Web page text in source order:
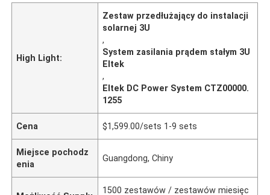
High Light:
Zestaw przedłużający do instalacji
solarnej 3U
,
System zasilania prądem stałym 3U
Eltek
,
Eltek DC Power System CTZ00000.
1255
Cena $1,599.00/sets 1-9 sets
Miejsce pochodz
enia
Guangdong, Chiny
1500 zestawów / zestawów miesięc